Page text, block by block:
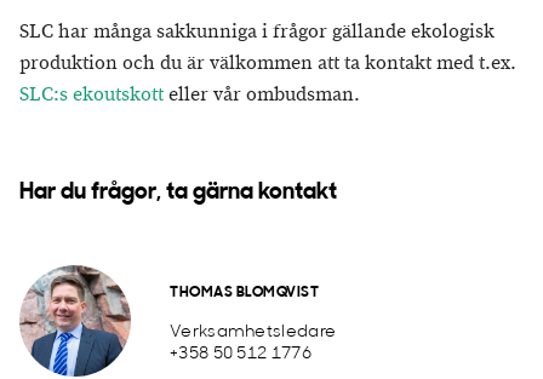
SLC har många sakkunniga i frågor gällande ekologisk
produktion och du är välkommen att ta kontakt med t.ex.
SLC:s ekoutskotteller vår ombudsman.
Har du frågor, ta gärna kontakt
THOMAS BLOMQVIST
Verksamhetsledare
+358 50 512 1776